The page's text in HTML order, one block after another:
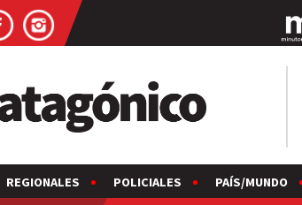
REGIONALES POLICIALES PAÍS/MUNDO